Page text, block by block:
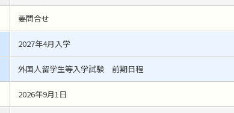
要問合せ
2027年4月入学
外国人留学生等入学試験 前期日程
2026年9月1日